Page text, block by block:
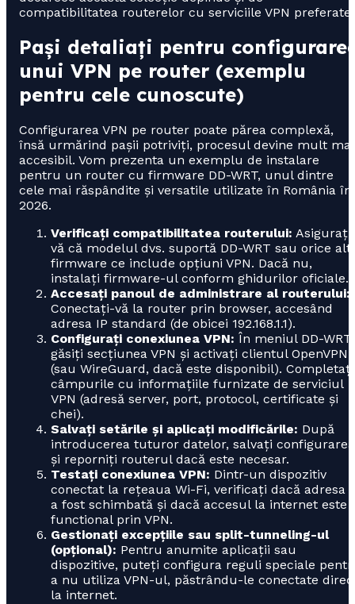
compatibilitatea routerelor cu serviciile VPN preferate.
Pași detaliați pentru
unui VPN pe router (exemplu
pentru cele cunoscute)
Configurarea VPN pe router poate părea complexă,
însă urmărind pașii potriviți, procesul devine mult mai
accesibil. Vom prezenta un exemplu de instalare
pentru un router cu firmware DD-WRT, unul dintre
cele mai răspândite și versatile utilizate în România în
2026.
Verificați compatibilitatea routerului:
vă că modelul dvs. suportă DD-WRT sau orice alt
firmware ce include opțiuni VPN. Dacă nu,
instalați firmware-ul conform ghidurilor oficiale.
Accesați panoul de administrare al routerului:
Conectați-vă la router prin browser, accesând
adresa IP standard (de obicei 192.168.1.1).
Configurați conexiunea VPN: În meniul DD-WRT,
găsiți secțiunea VPN și activați clientul OpenVPN
(sau WireGuard, dacă este disponibil). Completați
câmpurile cu informațiile furnizate de serviciul
VPN (adresă server, port, protocol, certificate și
chei).
Salvați setările și aplicați modificările: După
introducerea tuturor datelor, salvați configurarea
și reporniți routerul dacă este necesar.
Testați conexiunea VPN: Dintr-un dispozitiv
conectat la rețeaua Wi-Fi, verificați dacă adresa
a fost schimbată și dacă accesul la internet este
functional prin VPN.
Gestionați excepțiile sau split-tunneling-ul
(opțional): Pentru anumite aplicații sau
dispozitive, puteți configura reguli speciale
a nu utiliza VPN-ul, păstrându-le conectate
la internet.